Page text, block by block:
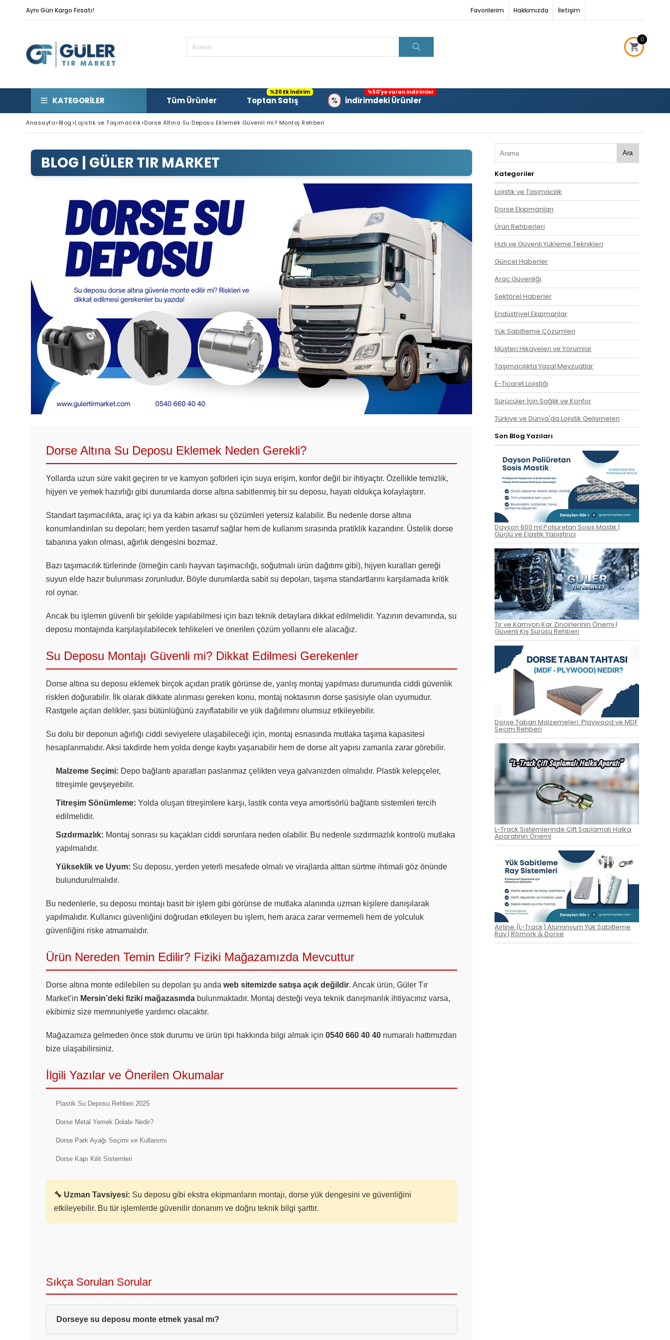
Aynı Gün Kargo Fırsatı! Hakkımızda İletişim
Favorilerim
0
KATEGORILER Tüm Ürünler Toptan Satış
%20 Ek İndirim
% İndirimdeki Ürünler
%50'ye varan indirimler
Anasayfa>Blog>Lojistik ve Taşımacılık>Dorse Altına Su Deposu Eklemek Güvenli mi? Montaj Rehberi
DORSE ALTINA SU DEPOSU EKLEMEK GÜVENLI MI? MONTAJ REHBERI
Dorse Altına Su Deposu Eklemek Neden Gerekli?
Yollarda uzun süre vakit geçiren tır ve kamyon şoförleri için suya erişim, konfor değil bir ihtiyaçtır. Özellikle temizlik,
hijyen ve yemek hazırlığı gibi durumlarda dorse altına sabitlenmiş bir su deposu, hayatı oldukça kolaylaştırır.
Standart taşımacılıkta, araç içi ya da kabin arkası su çözümleri yetersiz kalabilir. Bu nedenle dorse altına
konumlandırılan su depoları; hem yerden tasarruf sağlar hem de kullanım sırasında pratiklik kazandırır. Üstelik dorse
tabanına yakın olması, ağırlık dengesini bozmaz.
Bazı taşımacılık türlerinde (örneğin canlı hayvan taşımacılığı, soğutmalı ürün dağıtımı gibi), hijyen kuralları gereği
suyun elde hazır bulunması zorunludur. Böyle durumlarda sabit su depoları, taşıma standartlarını karşılamada kritik
rol oynar.
Ancak bu işlemin güvenli bir şekilde yapılabilmesi için bazı teknik detaylara dikkat edilmelidir. Yazının devamında, su
deposu montajında karşılaşılabilecek tehlikeleri ve önerilen çözüm yollarını ele alacağız.
Su Deposu Montajı Güvenli mi? Dikkat Edilmesi Gerekenler
Dorse altına su deposu eklemek birçok açıdan pratik görünse de, yanlış montaj yapılması durumunda ciddi güvenlik
riskleri doğurabilir. İlk olarak dikkate alınması gereken konu, montaj noktasının dorse şasisiyle olan uyumudur.
Rastgele açılan delikler, şasi bütünlüğünü zayıflatabilir ve yük dağılımını olumsuz etkileyebilir.
Su dolu bir deponun ağırlığı ciddi seviyelere ulaşabileceği için, montaj esnasında mutlaka taşıma kapasitesi
hesaplanmalıdır. Aksi takdirde hem yolda denge kaybı yaşanabilir hem de dorse alt yapısı zamanla zarar görebilir.
Malzeme Seçimi: Depo bağlantı aparatları paslanmaz çelikten veya galvanizden olmalıdır. Plastik kelepçeler,
titreşimle gevşeyebilir.
Titreşim Sönümleme: Yolda oluşan titreşimlere karşı, lastik conta veya amortisörlü bağlantı sistemleri tercih
edilmelidir.
Sızdırmazlık: Montaj sonrası su kaçakları ciddi sorunlara neden olabilir. Bu nedenle sızdırmazlık kontrolü mutlaka
yapılmalıdır.
Yükseklik ve Uyum: Su deposu, yerden yeterli mesafede olmalı ve virajlarda alttan sürtme ihtimali göz önünde
bulundurulmalıdır.
Bu nedenlerle, su deposu montajı basit bir işlem gibi görünse de mutlaka alanında uzman kişilere danışılarak
yapılmalıdır. Kullanıcı güvenliğini doğrudan etkileyen bu işlem, hem araca zarar vermemeli hem de yolculuk
güvenliğini riske atmamalıdır.
Ürün Nereden Temin Edilir? Fiziki Mağazamızda Mevcuttur
Dorse altına monte edilebilen su depoları şu anda web sitemizde satışa açık değildir. Ancak ürün, Güler Tır
Market’in Mersin’deki fiziki mağazasında bulunmaktadır. Montaj desteği veya teknik danışmanlık ihtiyacınız varsa,
ekibimiz size memnuniyetle yardımcı olacaktır.
Mağazamıza gelmeden önce stok durumu ve ürün tipi hakkında bilgi almak için 0540 660 40 40 numaralı hattımızdan
bize ulaşabilirsiniz.
İlgili Yazılar ve Önerilen Okumalar
Plastik Su Deposu Rehberi 2025
Dorse Metal Yemek Dolabı Nedir?
Dorse Park Ayağı Seçimi ve Kullanımı
Dorse Kapı Kilit Sistemleri
🔧 Uzman Tavsiyesi: Su deposu gibi ekstra ekipmanların montajı, dorse yük dengesini ve güvenliğini
etkileyebilir. Bu tür işlemlerde güvenilir donanım ve doğru teknik bilgi şarttır.
Sıkça Sorulan Sorular
Dorseye su deposu monte etmek yasal mı?
Ara
Kategoriler
Lojistik ve Taşımacılık
Dorse Ekipmanları
Ürün Rehberleri
Hızlı ve Güvenli Yükleme Teknikleri
Güncel Haberler
Araç Güvenliği
Sektörel Haberler
Endüstriyel Ekipmanlar
Yük Sabitleme Çözümleri
Müşteri Hikayeleri ve Yorumlar
Taşımacılıkta Yasal Mevzuatlar
E-Ticaret Lojistiği
Sürücüler İçin Sağlık ve Konfor
Türkiye ve Dünya'da Lojistik Gelişmeleri
Son Blog Yazıları
Dayson 600 ml Poliüretan Sosis Mastik |
Güçlü ve Elastik Yapıştırıcı
Tır ve Kamyon Kar Zincirlerinin Önemi |
Güvenli Kış Sürüşü Rehberi
Dorse Taban Malzemeleri: Playwood ve MDF
Seçim Rehberi
L-Track Sistemlerinde Çift Saplamalı Halka
Aparatının Önemi
Airline (L-Track) Alüminyum Yük Sabitleme
Ray | Römork & Dorse